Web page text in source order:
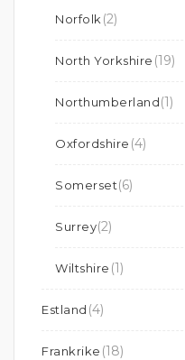
Norfolk (2)
North Yorkshire (19)
Northumberland(1)
Oxfordshire (4)
Somerset(6)
Surrey(2)
Wiltshire (1)
Estland (4)
Frankrike (18)